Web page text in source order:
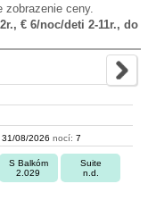
ceny.
€ 6/noc/deti 2-11r., do
31/08/2026 nocí: 7
S Balkóm
2.029
Suite
n.d.